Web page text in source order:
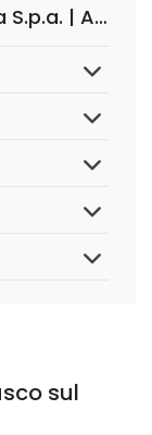
Domande Frequenti su Umana S.p.a. | Agenzia per il Lavoro
sul